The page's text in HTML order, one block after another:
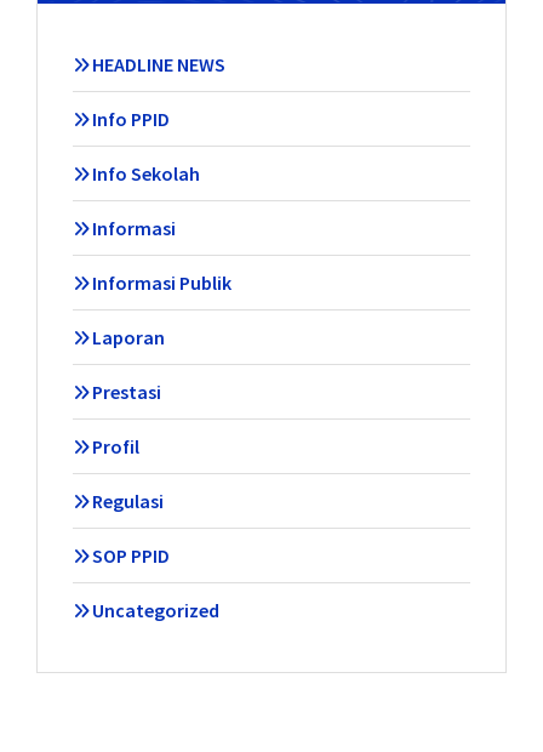
HEADLINE NEWS
Info PPID
Info Sekolah
Informasi
Informasi Publik
Laporan
Prestasi
Profil
Regulasi
SOP PPID
Uncategorized